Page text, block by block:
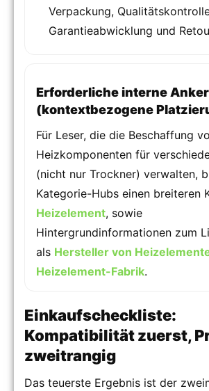
Verpackung,
Garantieabwicklung und
Erforderliche interne Anker
(kontextbezogene
Für Leser, die die Beschaffung
Heizkomponenten für
(nicht nur Trockner) verwalten,
Kategorie-Hubs einen breiteren
Heizelement, sowie
Hintergrundinformationen zum
als Hersteller von
Heizelement-Fabrik.
Einkaufscheckliste:
Kompatibilität zuerst,
zweitrangig
Das teuerste Ergebnis ist der